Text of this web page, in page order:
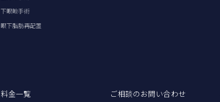
下眼瞼手術
眼下脂肪再配置
料金一覧 ご相談のお問い合わせ